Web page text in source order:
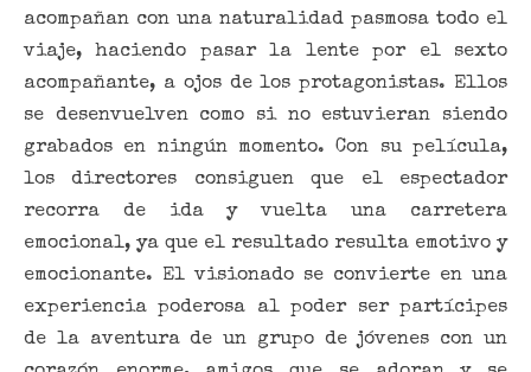
acompañan con una naturalidad pasmosa todo el
viaje, haciendo pasar la lente por el sexto
acompañante, a ojos de los protagonistas. Ellos
se desenvuelven como si no estuvieran siendo
grabados en ningún momento. Con su película,
los directores consiguen que el espectador
recorra de ida y vuelta una carretera
emocional, ya que el resultado resulta emotivo y
emocionante. El visionado se convierte en una
experiencia poderosa al poder ser partícipes
de la aventura de un grupo de jóvenes con un